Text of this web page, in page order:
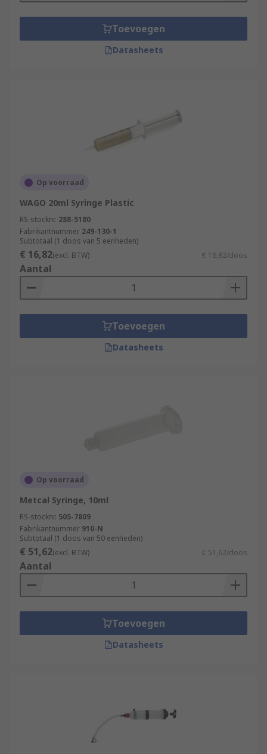
Toevoegen
Datasheets
Op voorraad
WAGO 20ml Syringe Plastic
RS-stocknr. 288-5180
Fabrikantnummer 249-130-1
Subtotaal (1 doos van 5 eenheden)
€ 16,82(excl. BTW) € 16,82/doos
Aantal
Toevoegen
Datasheets
Op voorraad
Metcal Syringe, 10ml
RS-stocknr. 505-7809
Fabrikantnummer 910-N
Subtotaal (1 doos van 50 eenheden)
€ 51,62(excl. BTW) € 51,62/doos
Aantal
Toevoegen
Datasheets